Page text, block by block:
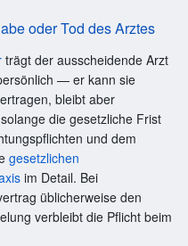
oder Tod des Arztes
trägt der ausscheidende Arzt
— er kann sie
bleibt aber
die gesetzliche Frist
und dem
gesetzlichen
im Detail. Bei
üblicherweise den
verbleibt die Pflicht beim